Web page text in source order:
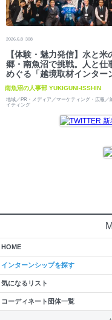
2026.6.8 308
【体験・魅力発信】水と米
郷・南魚沼で挑戦。人と仕
めぐる「越境取材インター
南魚沼の人事部 YUKIGUNI-ISSHIN
地域／PR・メディア／マーケティング・広報／
イティング
HOME
インターンシップを探す
気になるリスト
コーディネート団体一覧